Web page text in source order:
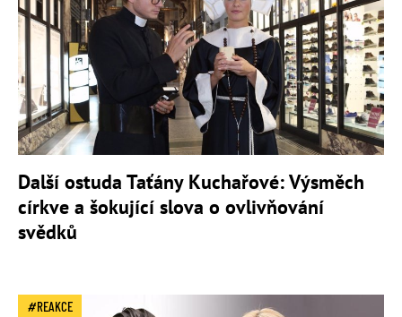
Další ostuda Taťány Kuchařové: Výsměch
církve a šokující slova o ovlivňování
svědků
REAKCE